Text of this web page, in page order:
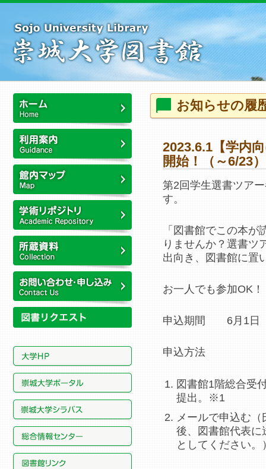
ホーム
利用案内
館内マップ
崇城大学リポジトリ
所蔵資料
お問い合わせ・申し込み
お知らせの履
こ
こ
2023.6.1【学内
開始！（～6/23）
第2回学生選書ツア
す。
「図書館でこの本
りませんか？選書ツ
出向き、図書館に置
お一人でも参加OK！
申込期間 6月1日（
申込方法
図書館1階総合受
提出。※1
メールで申込む
後、図書館代表に
としてください